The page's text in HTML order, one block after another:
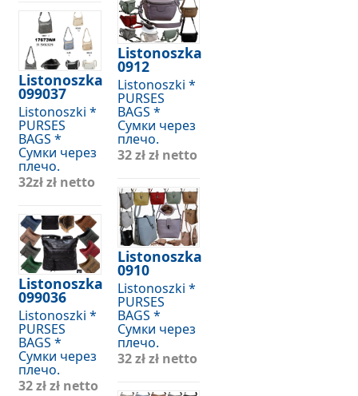
Listonoszka
099037
Listonoszki *
PURSES
BAGS *
Сумки через
плечо.
32złzł netto
Listonoszka
099036
Listonoszki *
PURSES
BAGS *
Сумки через
плечо.
32 złzł netto
Listonoszka
0912
Listonoszki *
PURSES
BAGS *
Сумки через
плечо.
32 złzł netto
Listonoszka
0910
Listonoszki *
PURSES
BAGS *
Сумки через
плечо.
32 złzł netto